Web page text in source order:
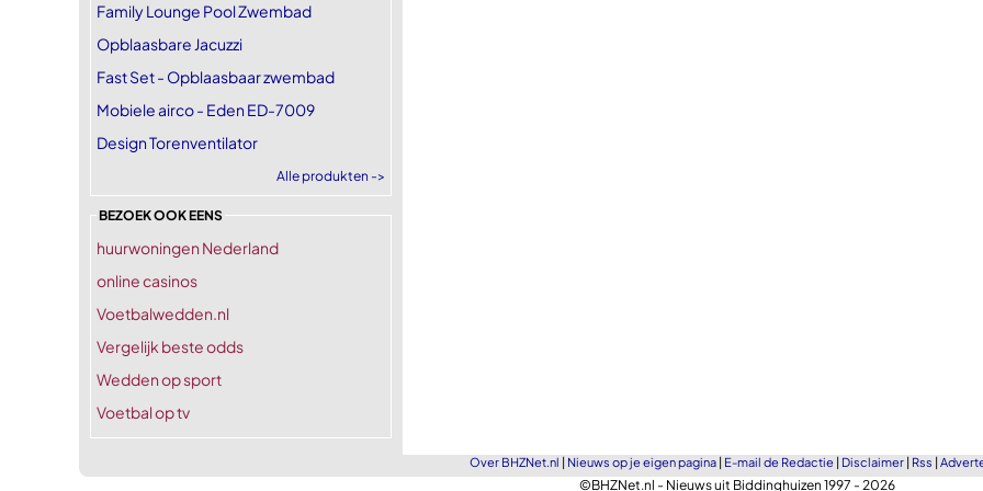
Family Lounge Pool Zwembad
Opblaasbare Jacuzzi
Fast Set - Opblaasbaar zwembad
Mobiele airco - Eden ED-7009
Design Torenventilator
Alle produkten ->
BEZOEK OOK EENS
huurwoningen Nederland
online casinos
Voetbalwedden.nl
Vergelijk beste odds
Wedden op sport
Voetbal op tv
Over BHZNet.nl | Nieuws op je eigen pagina | E-mail de Redactie | Disclaimer | Rss |
©BHZNet.nl - Nieuws uit Biddinghuizen 1997 - 2026